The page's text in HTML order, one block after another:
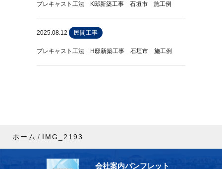
プレキャスト工法 K邸新築工事 石垣市 施工例
2025.08.12 民間工事
プレキャスト工法 H邸新築工事 石垣市 施工例
ホーム IMG_2193
会社案内パンフレット